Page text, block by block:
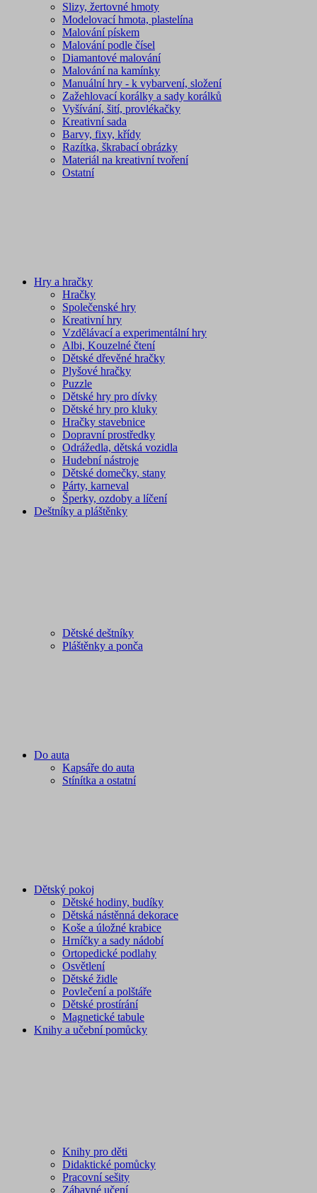
Slizy, žertovné hmoty
Modelovací hmota, plastelína
Malování pískem
Malování podle čísel
Diamantové malování
Malování na kamínky
Manuální hry - k vybarvení, složení
Zažehlovací korálky a sady korálků
Vyšívání, šití, provlékačky
Kreativní sada
Barvy, fixy, křídy
Razítka, škrabací obrázky
Materiál na kreativní tvoření
Ostatní
Hry a hračky
Hračky
Společenské hry
Kreativní hry
Vzdělávací a experimentální hry
Albi, Kouzelné čtení
Dětské dřevěné hračky
Plyšové hračky
Puzzle
Dětské hry pro dívky
Dětské hry pro kluky
Hračky stavebnice
Dopravní prostředky
Odrážedla, dětská vozidla
Hudební nástroje
Dětské domečky, stany
Párty, karneval
Šperky, ozdoby a líčení
Deštníky a pláštěnky
Dětské deštníky
Pláštěnky a ponča
Do auta
Kapsáře do auta
Stínítka a ostatní
Dětský pokoj
Dětské hodiny, budíky
Dětská nástěnná dekorace
Koše a úložné krabice
Hrníčky a sady nádobí
Ortopedické podlahy
Osvětlení
Dětské židle
Povlečení a polštáře
Dětské prostírání
Magnetické tabule
Knihy a učební pomůcky
Knihy pro děti
Didaktické pomůcky
Pracovní sešity
Zábavné učení